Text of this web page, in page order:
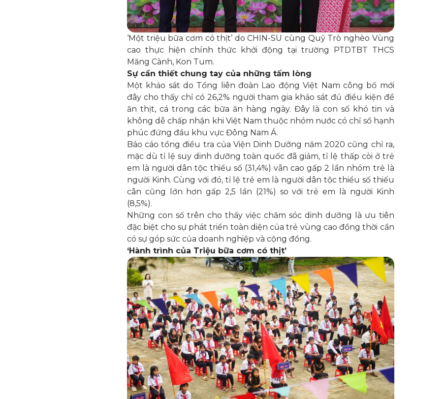
‘Một triệu bữa cơm có thịt’ do CHIN-SU cùng Quỹ Trò nghèo Vùng
cao thực hiện chính thức khởi động tại trường PTDTBT THCS
Măng Cành, Kon Tum.
Sự cần thiết chung tay của những tấm lòng
Một khảo sát do Tổng liên đoàn Lao động Việt Nam công bố mới
đây cho thấy chỉ có 26,2% người tham gia khảo sát đủ điều kiện để
ăn thịt, cá trong các bữa ăn hàng ngày. Đây là con số khó tin và
không dễ chấp nhận khi Việt Nam thuộc nhóm nước có chỉ số hạnh
phúc đứng đầu khu vực Đông Nam Á.
Báo cáo tổng điều tra của Viện Dinh Dưỡng năm 2020 cũng chỉ ra,
mặc dù tỉ lệ suy dinh dưỡng toàn quốc đã giảm, tỉ lệ thấp còi ở trẻ
em là người dân tộc thiểu số (31,4%) vẫn cao gấp 2 lần nhóm trẻ là
người Kinh. Cùng với đó, tỉ lệ trẻ em là người dân tộc thiểu số thiếu
cân cũng lớn hơn gấp 2,5 lần (21%) so với trẻ em là người Kinh
(8,5%).
Những con số trên cho thấy việc chăm sóc dinh dưỡng là ưu tiên
đặc biệt cho sự phát triển toàn diện của trẻ vùng cao đồng thời cần
có sự góp sức của doanh nghiệp và cộng đồng.
‘Hành trình của Triệu bữa cơm có thịt’